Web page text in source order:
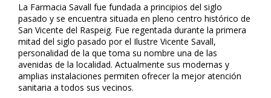
La Farmacia Savall fue fundada a principios del siglo
pasado y se encuentra situada en pleno centro histórico de
San Vicente del Raspeig. Fue regentada durante la primera
mitad del siglo pasado por el Ilustre Vicente Savall,
personalidad de la que toma su nombre una de las
avenidas de la localidad. Actualmente sus modernas y
amplias instalaciones permiten ofrecer la mejor atención
sanitaria a todos sus vecinos.